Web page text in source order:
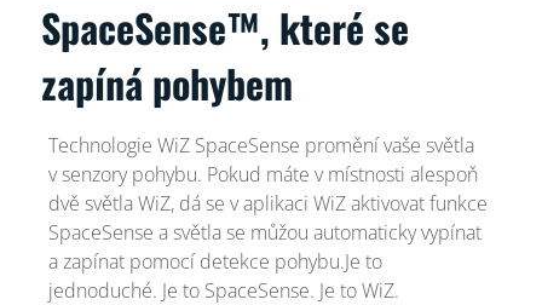
SpaceSense™, které se
zapíná pohybem
Technologie WiZ SpaceSense promění vaše světla
v senzory pohybu. Pokud máte v místnosti alespoň
dvě světla WiZ, dá se v aplikaci WiZ aktivovat funkce
SpaceSense a světla se můžou automaticky vypínat
a zapínat pomocí detekce pohybu.Je to
jednoduché. Je to SpaceSense. Je to WiZ.